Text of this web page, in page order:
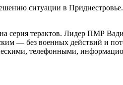
ситуации в
серия терактов. Лидер ПМР
— без военных действий и
телефонными,